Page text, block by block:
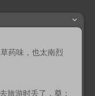
药味，也太南烈
旅游时丢了，奠；